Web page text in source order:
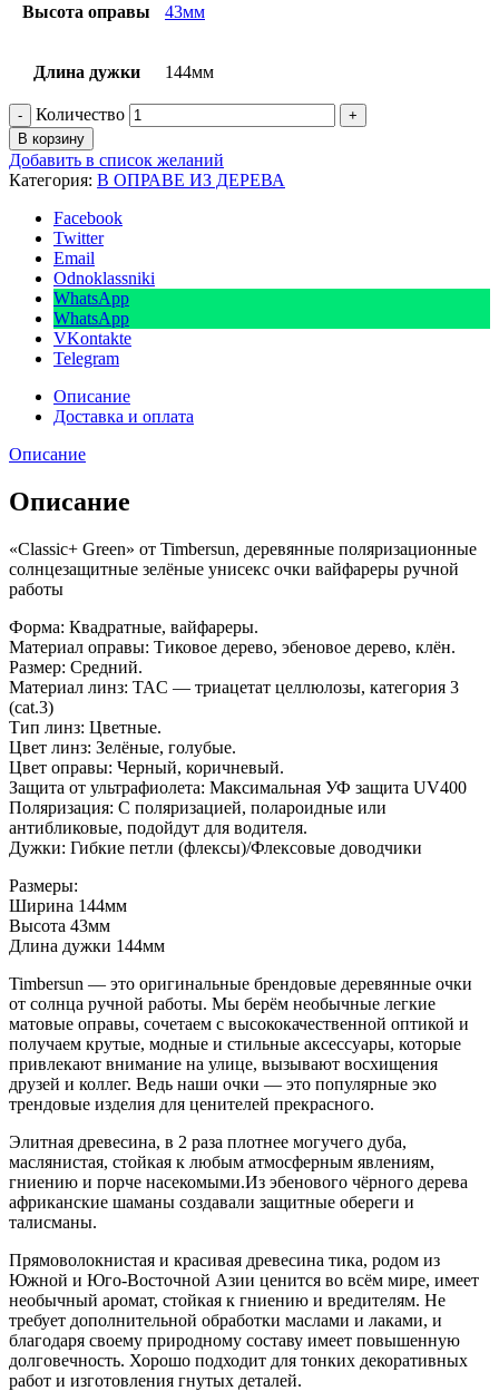
Высота оправы 43мм
Длина дужки 144мм
Количество
В корзину
Добавить в список желаний
Категория: В ОПРАВЕ ИЗ ДЕРЕВА
Facebook
Twitter
Email
Odnoklassniki
WhatsApp
WhatsApp
VKontakte
Telegram
Описание
Доставка и оплата
Описание
Описание
«Classic+ Green» от Timbersun, деревянные поляризационные
солнцезащитные зелёные унисекс очки вайфареры ручной
работы
Форма: Квадратные, вайфареры.
Материал оправы: Тиковое дерево, эбеновое дерево, клён.
Размер: Средний.
Материал линз: TAC — триацетат целлюлозы, категория 3
(cat.3)
Тип линз: Цветные.
Цвет линз: Зелёные, голубые.
Цвет оправы: Черный, коричневый.
Защита от ультрафиолета: Максимальная УФ защита UV400
Поляризация: С поляризацией, полароидные или
антибликовые, подойдут для водителя.
Дужки: Гибкие петли (флексы)/Флексовые доводчики
Размеры:
Ширина 144мм
Высота 43мм
Длина дужки 144мм
Timbersun — это оригинальные брендовые деревянные очки
от солнца ручной работы. Мы берём необычные легкие
матовые оправы, сочетаем с высококачественной оптикой и
получаем крутые, модные и стильные аксессуары, которые
привлекают внимание на улице, вызывают восхищения
друзей и коллег. Ведь наши очки — это популярные эко
трендовые изделия для ценителей прекрасного.
Элитная древесина, в 2 раза плотнее могучего дуба,
маслянистая, стойкая к любым атмосферным явлениям,
гниению и порче насекомыми.Из эбенового чёрного дерева
африканские шаманы создавали защитные обереги и
талисманы.
Прямоволокнистая и красивая древесина тика, родом из
Южной и Юго-Восточной Азии ценится во всём мире, имеет
необычный аромат, стойкая к гниению и вредителям. Не
требует дополнительной обработки маслами и лаками, и
благодаря своему природному составу имеет повышенную
долговечность. Хорошо подходит для тонких декоративных
работ и изготовления гнутых деталей.